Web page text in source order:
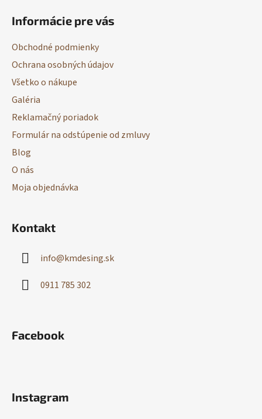
Informácie pre vás
Obchodné podmienky
Ochrana osobných údajov
Všetko o nákupe
Galéria
Reklamačný poriadok
Formulár na odstúpenie od zmluvy
Blog
O nás
Moja objednávka
Kontakt
info@kmdesing.sk
0911 785 302
Facebook
Instagram